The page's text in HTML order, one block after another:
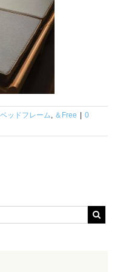
ベッドフレーム, ＆Free
0